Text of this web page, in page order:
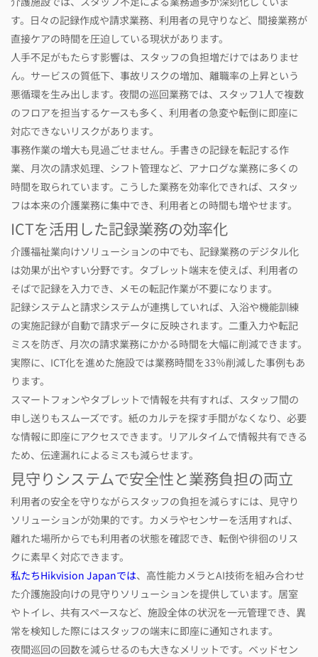
す。日々の記録作成や請求業務、利用者の見守りなど、間接業務が
直接ケアの時間を圧迫している現状があります。
人手不足がもたらす影響は、スタッフの負担増だけではありませ
ん。サービスの質低下、事故リスクの増加、離職率の上昇という
悪循環を生み出します。夜間の巡回業務では、スタッフ1人で複数
のフロアを担当するケースも多く、利用者の急変や転倒に即座に
対応できないリスクがあります。
事務作業の増大も見過ごせません。手書きの記録を転記する作
業、月次の請求処理、シフト管理など、アナログな業務に多くの
時間を取られています。こうした業務を効率化できれば、スタッ
フは本来の介護業務に集中でき、利用者との時間も増やせます。
ICTを活用した記録業務の効率化
介護福祉業向けソリューションの中でも、記録業務のデジタル化
は効果が出やすい分野です。タブレット端末を使えば、利用者の
そばで記録を入力でき、メモの転記作業が不要になります。
記録システムと請求システムが連携していれば、入浴や機能訓練
の実施記録が自動で請求データに反映されます。二重入力や転記
ミスを防ぎ、月次の請求業務にかかる時間を大幅に削減できます。
実際に、ICT化を進めた施設では業務時間を33％削減した事例もあ
ります。
スマートフォンやタブレットで情報を共有すれば、スタッフ間の
申し送りもスムーズです。紙のカルテを探す手間がなくなり、必要
な情報に即座にアクセスできます。リアルタイムで情報共有できる
ため、伝達漏れによるミスも減らせます。
見守りシステムで安全性と業務負担の両立
利用者の安全を守りながらスタッフの負担を減らすには、見守り
ソリューションが効果的です。カメラやセンサーを活用すれば、
離れた場所からでも利用者の状態を確認でき、転倒や徘徊のリス
クに素早く対応できます。
私たちHikvision Japanでは、高性能カメラとAI技術を組み合わせ
た介護施設向けの見守りソリューションを提供しています。居室
やトイレ、共有スペースなど、施設全体の状況を一元管理でき、異
常を検知した際にはスタッフの端末に即座に通知されます。
夜間巡回の回数を減らせるのも大きなメリットです。ベッドセン